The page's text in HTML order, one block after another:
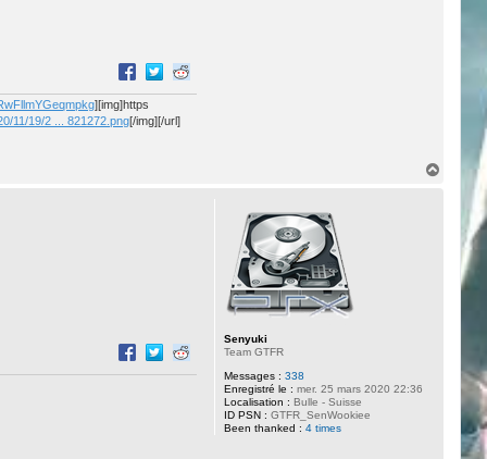
][img]https
11/19/2 ... 821272.png[/img][/url]
Senyuki
Team GTFR
Messages : 338
Enregistré le : mer. 25 mars 2020 22:36
Localisation : Bulle - Suisse
ID PSN : GTFR_SenWookiee
Been thanked : 4 times